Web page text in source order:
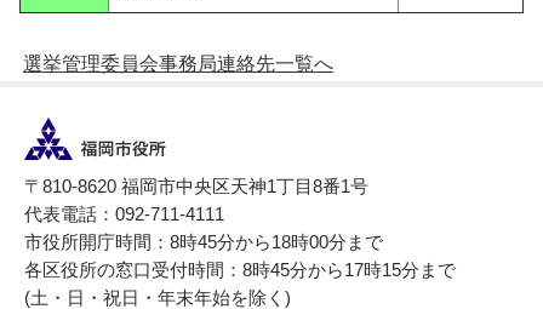
選挙管理委員会事務局連絡先一覧へ
〒810-8620 福岡市中央区天神1丁目8番1号
代表電話：092-711-4111
市役所開庁時間：8時45分から18時00分まで
各区役所の窓口受付時間：8時45分から17時15分まで
(土・日・祝日・年末年始を除く)